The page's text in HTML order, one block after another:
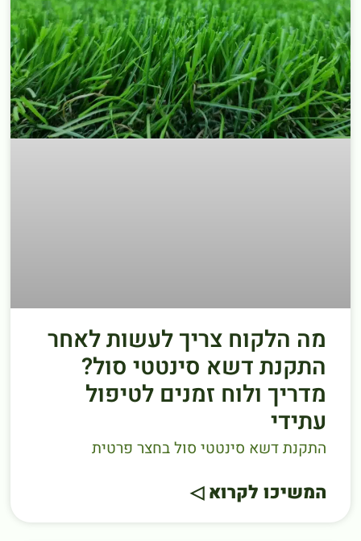
מה הלקוח צריך לעשות לאחר
התקנת דשא סינטטי סול?
מדריך ולוח זמנים לטיפול
עתידי
התקנת דשא סינטטי סול בחצר פרטית
המשיכו לקרוא ◁